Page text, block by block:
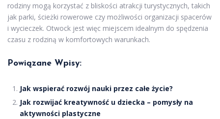
rodziny mogą korzystać z bliskości atrakcji turystycznych, takich
jak parki, ścieżki rowerowe czy możliwości organizacji spacerów
i wycieczek. Otwock jest więc miejscem idealnym do spędzenia
czasu z rodziną w komfortowych warunkach.
Powiązane Wpisy:
Jak wspierać rozwój nauki przez całe życie?
Jak rozwijać kreatywność u dziecka – pomysły na
aktywności plastyczne